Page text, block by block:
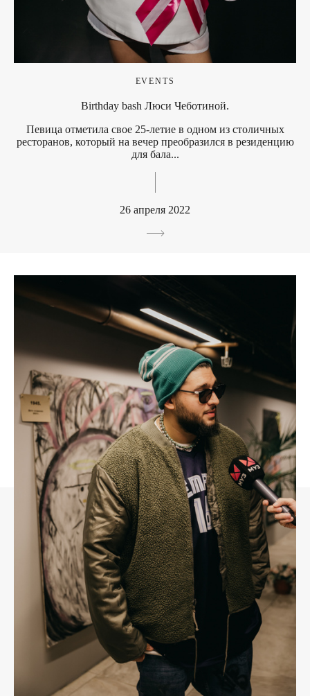
EVENTS
Birthday bash Люси Чеботиной.
Певица отметила свое 25-летие в одном из столичных
ресторанов, который на вечер преобразился в резиденцию
для бала...
26 апреля 2022